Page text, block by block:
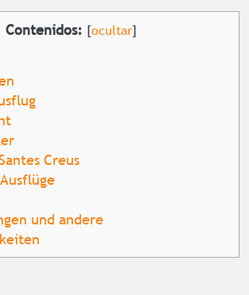
Contenidos: [ocultar]
Creus
und andere